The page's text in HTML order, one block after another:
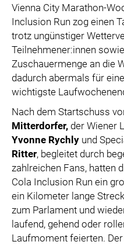
Vienna City Marathon-
Inclusion Run zog einen
trotz ungünstiger
Teilnehmener:innen
Zuschauermenge an die
dadurch abermals für
wichtigste
Nach dem Startschuss
Mitterdorfer, der Wiener
Yvonne Rychly und
Ritter, begleitet durch
zahlreichen Fans, hatten
Cola Inclusion Run ein
ein Kilometer lange
zum Parlament und
laufend, gehend oder
Laufmoment feierten.